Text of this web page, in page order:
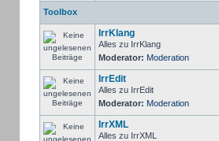
Toolbox
IrrKlang
Alles zu IrrKlang
Moderator: Moderation
IrrEdit
Alles zu IrrEdit
Moderator: Moderation
IrrXML
Alles zu IrrXML